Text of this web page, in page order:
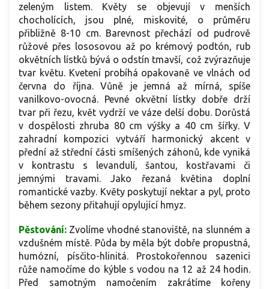
zeleným listem. Květy se objevují v menších
chocholících, jsou plné, miskovité, o průměru
přibližně 8-10 cm. Barevnost přechází od pudrově
růžové přes lososovou až po krémový podtón, rub
okvětních lístků bývá o odstín tmavší, což zvýrazňuje
tvar květu. Kvetení probíhá opakovaně ve vlnách od
června do října. Vůně je jemná až mírná, spíše
vanilkovo-ovocná. Pevné okvětní lístky dobře drží
tvar při řezu, květ vydrží ve váze delší dobu. Dorůstá
v dospělosti zhruba 80 cm výšky a 40 cm šířky. V
zahradní kompozici vytváří harmonický akcent v
přední až střední části smíšených záhonů, kde vyniká
v kontrastu s levandulí, šantou, kostřavami či
jemnými travami. Jako řezaná květina doplní
romantické vazby. Květy poskytují nektar a pyl, proto
během sezony přitahují opylující hmyz.
Pěstování: Zvolíme vhodné stanoviště, na slunném a
vzdušném místě. Půda by měla být dobře propustná,
humózní, písčito-hlinitá. Prostokořennou sazenici
růže namočíme do kýble s vodou na 12 až 24 hodin.
Před samotným namočením zakrátíme kořeny